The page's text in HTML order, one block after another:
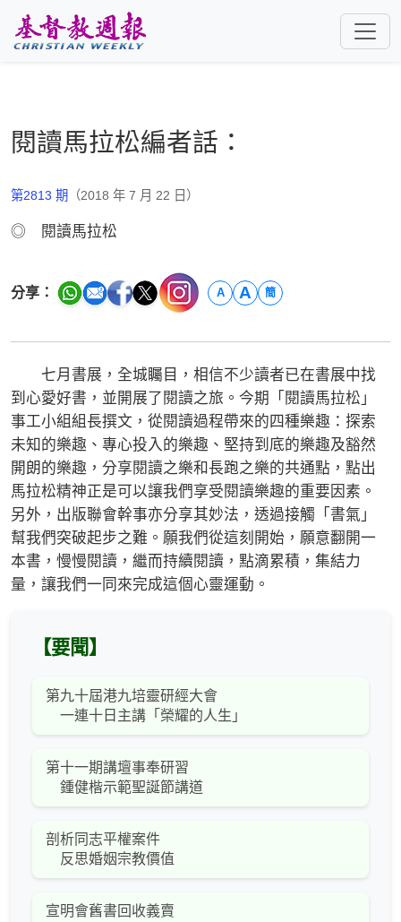
閱讀馬拉松編者話：
第2813 期 （2018 年 7 月 22 日）
◎ 閱讀馬拉松
分享： A A 簡
七月書展，全城矚目，相信不少讀者已在書展中找
到心愛好書，並開展了閱讀之旅。今期「閱讀馬拉松」
事工小組組長撰文，從閱讀過程帶來的四種樂趣：探索
未知的樂趣、專心投入的樂趣、堅持到底的樂趣及豁然
開朗的樂趣，分享閱讀之樂和長跑之樂的共通點，點出
馬拉松精神正是可以讓我們享受閱讀樂趣的重要因素。
另外，出版聯會幹事亦分享其妙法，透過接觸「書氣」
幫我們突破起步之難。願我們從這刻開始，願意翻開一
本書，慢慢閱讀，繼而持續閱讀，點滴累積，集結力
量，讓我們一同來完成這個心靈運動。
【要聞】
第九十屆港九培靈研經大會
一連十日主講「榮耀的人生」
第十一期講壇事奉研習
鍾健楷示範聖誕節講道
剖析同志平權案件
反思婚姻宗教價值
宣明會舊書回收義賣